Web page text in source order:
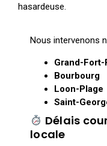
hasardeuse.
Nous intervenons
Grand-
Bourbourg
Loon-Plage
Saint-
Délais
locale